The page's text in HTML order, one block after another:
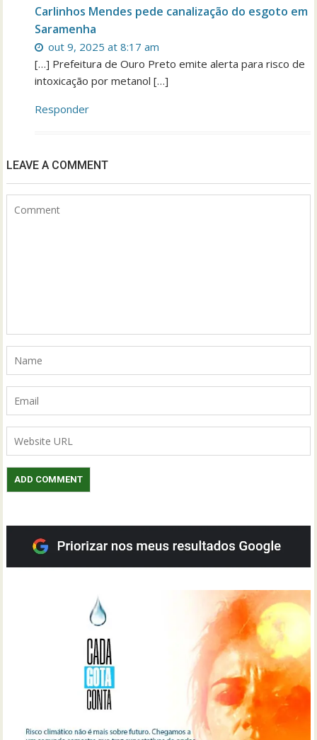
Carlinhos Mendes pede canalização do esgoto em
Saramenha
out 9, 2025 at 8:17 am
[…] Prefeitura de Ouro Preto emite alerta para risco de
intoxicação por metanol […]
Responder
LEAVE A COMMENT